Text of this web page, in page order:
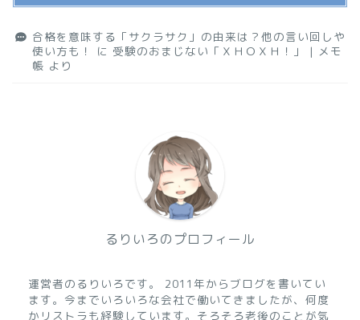
合格を意味する「サクラサク」の由来は？他の言い回しや
使い方も！
に 受験のおまじない「ＸＨＯＸＨ！」 | メモ
帳 より
るりいろのプロフィール
運営者のるりいろです。 2011年からブログを書いてい
ます。今までいろいろな会社で働いてきましたが、何度
かリストラも経験しています。そろそろ老後のことが気